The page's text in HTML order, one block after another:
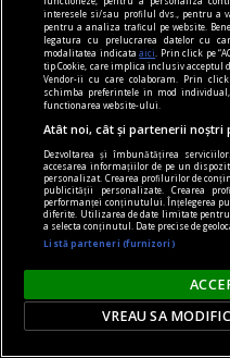
ce ne propune?
interesele si/sau profilul dvs., pentru a
pentru a analiza traficul pe website.
legatura cu prelucrarea datelor cu
modalitatea indicataaici
. Prin click pe
tip Cookie, care implica inclusiv acceptul
Vendor-ii cu care colaboram. Prin click
schimba preferintele in mod
functionarea website-ului.
Atât noi, cât și partenerii noștri
Dezvoltarea și îmbunătățirea
accesarea informațiilor de pe un
personalizat. Crearea profilurilor de
publicității personalizate. Crearea
performanței conținutului. Înțelegerea
diferite. Utilizarea de date limitate
a selecta conținutul. Date precise de
Listă parteneri (furnizori)
VREAU SA